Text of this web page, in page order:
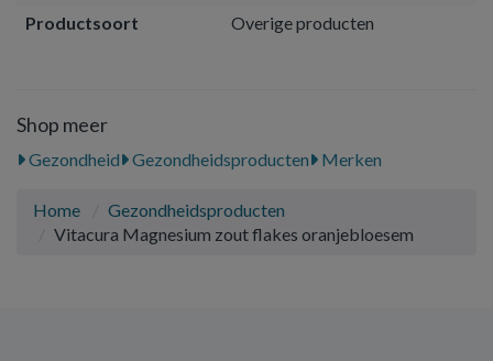
Productsoort
Overige producten
Shop meer
Gezondheid Gezondheidsproducten Merken
Home
Gezondheidsproducten
Vitacura Magnesium zout flakes oranjebloesem